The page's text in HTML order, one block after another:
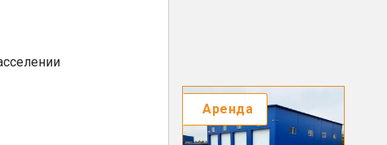
Аренда